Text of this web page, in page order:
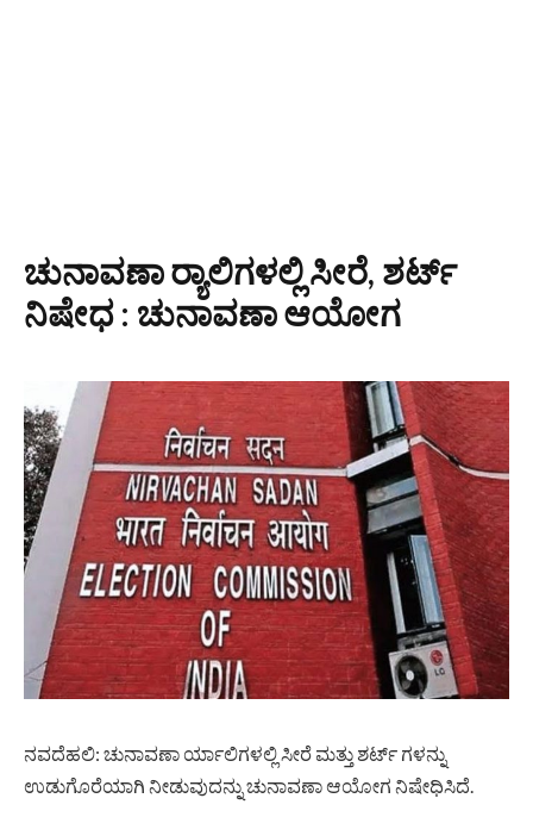
ಚುನಾವಣಾ ರ್‍ಯಾಲಿಗಳಲ್ಲಿ ಸೀರೆ, ಶರ್ಟ್
ನಿಷೇಧ : ಚುನಾವಣಾ ಆಯೋಗ
ನವದೆಹಲಿ: ಚುನಾವಣಾ ರ್ಯಾಲಿಗಳಲ್ಲಿ ಸೀರೆ ಮತ್ತು ಶರ್ಟ್ ಗಳನ್ನು
ಉಡುಗೊರೆಯಾಗಿ ನೀಡುವುದನ್ನು ಚುನಾವಣಾ ಆಯೋಗ ನಿಷೇಧಿಸಿದೆ.